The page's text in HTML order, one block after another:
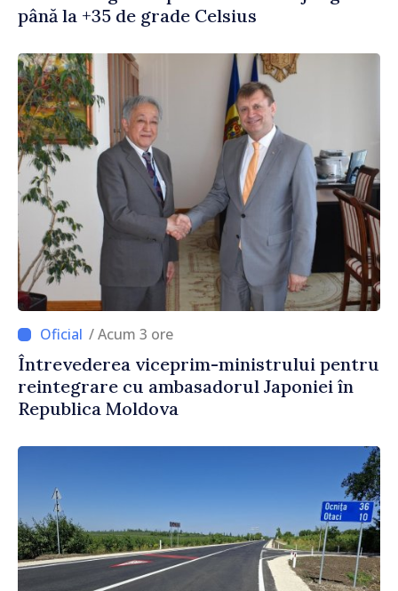
până la +35 de grade Celsius
/ Acum 3 ore
Întrevederea viceprim-ministrului pentru
reintegrare cu ambasadorul Japoniei în
Republica Moldova